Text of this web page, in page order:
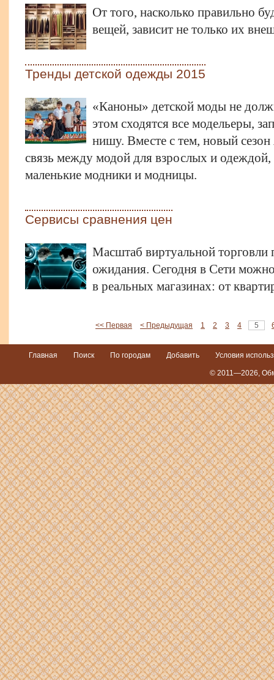
От того, насколько правильно
вещей, зависит не только их
Тренды детской одежды 2015
«Каноны» детской моды не
этом сходятся все модельеры,
нишу. Вместе с тем, новый
связь между модой для взрослых и
маленькие модники и модницы.
Сервисы сравнения цен
Масштаб виртуальной
ожидания. Сегодня в Сети
в реальных магазинах: от
<< Первая < Предыдущая 1 2 3 4 5
Главная Поиск По городам Добавить Условия
© 2011—2026,